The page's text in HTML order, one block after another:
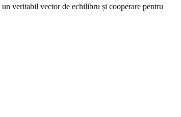
veritabil vector de echilibru și cooperare pentru